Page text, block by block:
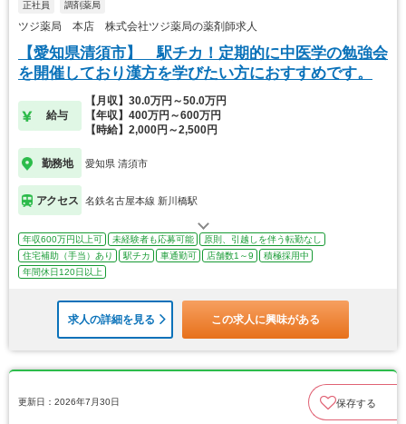
正社員 調剤薬局
ツジ薬局 本店 株式会社ツジ薬局の薬剤師求人
【愛知県清須市】 駅チカ！定期的に中医学の勉強会
を開催しており漢方を学びたい方におすすめです。
給与
【月収】30.0万円～50.0万円
【年収】400万円～600万円
【時給】2,000円～2,500円
勤務地 愛知県 清須市
アクセス 名鉄名古屋本線 新川橋駅
年収600万円以上可 未経験者も応募可能
原則、引越しを伴う転勤なし
住宅補助（手当）あり
駅チカ 車通勤可 店舗数1～9
積極採用中
年間休日120日以上
求人の詳細を見る この求人に興味がある
更新日：2026年7月30日 保存する